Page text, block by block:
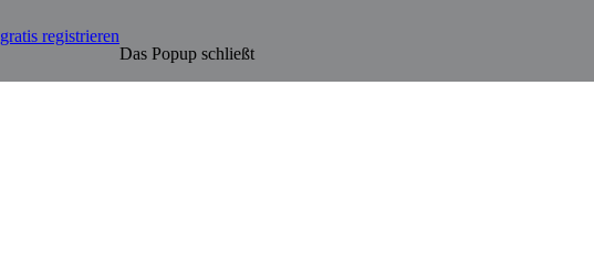
gratis registrieren
Das Popup schließt